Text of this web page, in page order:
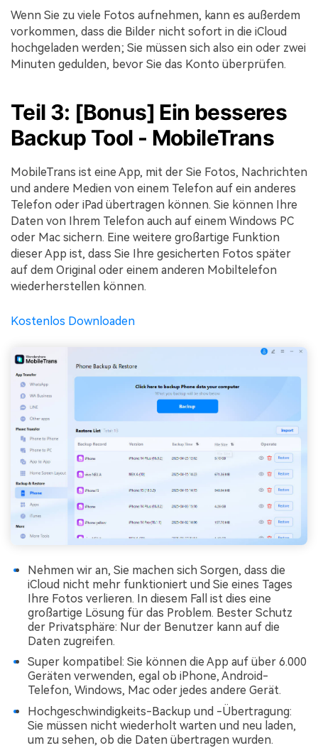
Wenn Sie zu viele Fotos aufnehmen, kann es außerdem
vorkommen, dass die Bilder nicht sofort in die iCloud
hochgeladen werden; Sie müssen sich also ein oder zwei
Minuten gedulden, bevor Sie das Konto überprüfen.
Teil 3: [Bonus] Ein besseres
Backup Tool - MobileTrans
MobileTrans ist eine App, mit der Sie Fotos, Nachrichten
und andere Medien von einem Telefon auf ein anderes
Telefon oder iPad übertragen können. Sie können Ihre
Daten von Ihrem Telefon auch auf einem Windows PC
oder Mac sichern. Eine weitere großartige Funktion
dieser App ist, dass Sie Ihre gesicherten Fotos später
auf dem Original oder einem anderen Mobiltelefon
wiederherstellen können.
Kostenlos Downloaden
Nehmen wir an, Sie machen sich Sorgen, dass die
iCloud nicht mehr funktioniert und Sie eines Tages
Ihre Fotos verlieren. In diesem Fall ist dies eine
großartige Lösung für das Problem. Bester Schutz
der Privatsphäre: Nur der Benutzer kann auf die
Daten zugreifen.
Super kompatibel: Sie können die App auf über 6.000
Geräten verwenden, egal ob iPhone, Android-
Telefon, Windows, Mac oder jedes andere Gerät.
Hochgeschwindigkeits-Backup und -Übertragung:
Sie müssen nicht wiederholt warten und neu laden,
um zu sehen, ob die Daten übertragen wurden.